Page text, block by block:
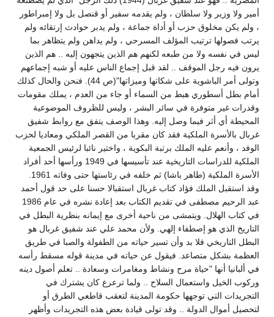
أمير ولا وزير ولا سلطان ، ولم يقدمه سفير أو قنصل بل ولا إمبراطور
، ولم يكن مخلوق حزب أو أداة جماعة ، ولم يدبر حوادث إرتقائه ولم
يرتب فصولها ترتيب المؤلف المسرحي ، ولم يداهن ولم يتظاهر بما
ليس في نفسه ولا من طبعه لكنهم هم الذين يتجهون إليه .. هم الذين
يرون فيه رجل الموقف .. لقد قبل إجماع الناس عليه أو شبه إجماعهم
وتولى أمر الباشوية على شكاتها وميزاتها"(ص 44). فنحن والحال كذلك
أمام بطل أسطوري هبط من السماء أو جاء من العدم ، يملك مقومات
وقدرات غير متوفرة في سائر البشر ، وليس للظروف الموضوعية
المحيطة أي أثر فيما وصل إليه. وهذا الوصف يتفق مع روابط شفيق
غربال بالأسرة الملكية فقد كان مقربا من القصر الملكي ومعاديا لحزب
الوفد ، وأنعم عليه الملك برتبة البكوية ، واختير نائبا لرئيس الجمعية
الملكية للدراسات التاريخية عند تأسيسها في 1949 ورأسها أحد أفراد
وقد استقبل الملك فؤاد كتاب غربال استقبالا حسنا على حد قول أحمد
عبد الرحيم مصطفى في تقديم الكتاب بعد إعادة نشره في عام 1986
في كتاب الهلال. ويتمشى من ناحية أخرى مع إيمانه بنظرية البطل في
التاريخ الذي هو إصطفاء إلهي. ولأن محمد علي عند شفيق غربال هو
البطل التاريخي فلا بد وأن تسير حياته من الطفولة والصبا في طريق
العظمة بشكل متصاعد. فيقول عن حياته في مدينة قوله مسقط رأسه
في ألبانيا أنها "حياة مرح ونشاط ومغامرات وسعادة .. تعلم أصول دينه
وركوب الخيل واستعمال السلاح .. ولما ترعرع كان يشترك في
التجريدات التي توجهها حكومة المدينة لتعقب قاطعي الطرق أو
لتحصيل أموال الدولة .. وقد تولى قيادة بعض هذه التجريدات وأظهر